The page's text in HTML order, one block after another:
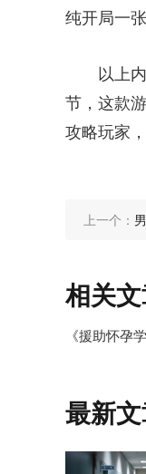
纯开局一
以上
节，这款
攻略玩家
上一个：
相关
《援助怀孕
最新